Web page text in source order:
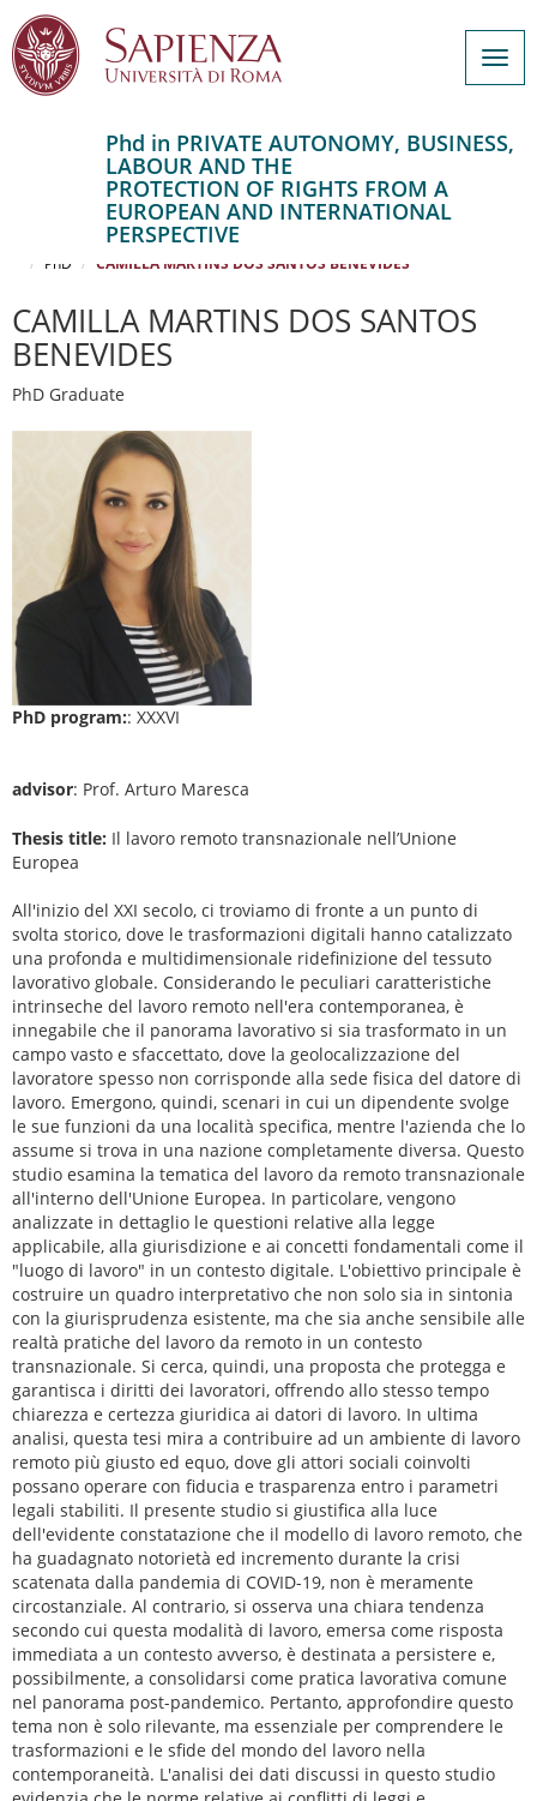
Phd in PRIVATE AUTONOMY, BUSINESS,
LABOUR AND THE
PROTECTION OF RIGHTS FROM A
EUROPEAN AND INTERNATIONAL
PERSPECTIVE
PRIVATE AUTONOMY, BUSINESS, LABOUR AND THE PROTECTION OF
RIGHTS FROM A EUROPEAN AND INTERNATIONAL PERSPECTIVE
PhD
CAMILLA MARTINS DOS SANTOS BENEVIDES
CAMILLA MARTINS DOS SANTOS
BENEVIDES
PhD Graduate
PhD program:: XXXVI
advisor: Prof. Arturo Maresca
Thesis title: Il lavoro remoto transnazionale nell’Unione
Europea
All'inizio del XXI secolo, ci troviamo di fronte a un punto di
svolta storico, dove le trasformazioni digitali hanno catalizzato
una profonda e multidimensionale ridefinizione del tessuto
lavorativo globale. Considerando le peculiari caratteristiche
intrinseche del lavoro remoto nell'era contemporanea, è
innegabile che il panorama lavorativo si sia trasformato in un
campo vasto e sfaccettato, dove la geolocalizzazione del
lavoratore spesso non corrisponde alla sede fisica del datore di
lavoro. Emergono, quindi, scenari in cui un dipendente svolge
le sue funzioni da una località specifica, mentre l'azienda che lo
assume si trova in una nazione completamente diversa. Questo
studio esamina la tematica del lavoro da remoto transnazionale
all'interno dell'Unione Europea. In particolare, vengono
analizzate in dettaglio le questioni relative alla legge
applicabile, alla giurisdizione e ai concetti fondamentali come il
"luogo di lavoro" in un contesto digitale. L'obiettivo principale è
costruire un quadro interpretativo che non solo sia in sintonia
con la giurisprudenza esistente, ma che sia anche sensibile alle
realtà pratiche del lavoro da remoto in un contesto
transnazionale. Si cerca, quindi, una proposta che protegga e
garantisca i diritti dei lavoratori, offrendo allo stesso tempo
chiarezza e certezza giuridica ai datori di lavoro. In ultima
analisi, questa tesi mira a contribuire ad un ambiente di lavoro
remoto più giusto ed equo, dove gli attori sociali coinvolti
possano operare con fiducia e trasparenza entro i parametri
legali stabiliti. Il presente studio si giustifica alla luce
dell'evidente constatazione che il modello di lavoro remoto, che
ha guadagnato notorietà ed incremento durante la crisi
scatenata dalla pandemia di COVID-19, non è meramente
circostanziale. Al contrario, si osserva una chiara tendenza
secondo cui questa modalità di lavoro, emersa come risposta
immediata a un contesto avverso, è destinata a persistere e,
possibilmente, a consolidarsi come pratica lavorativa comune
nel panorama post-pandemico. Pertanto, approfondire questo
tema non è solo rilevante, ma essenziale per comprendere le
trasformazioni e le sfide del mondo del lavoro nella
contemporaneità. L'analisi dei dati discussi in questo studio